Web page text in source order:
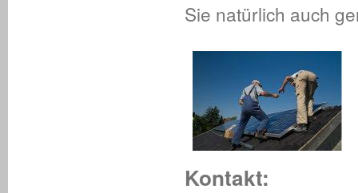
Sie natürlich auch
Kontakt: